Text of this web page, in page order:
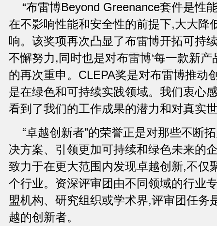
“布雷博Beyond Greenance套件是性
在不影响性能和安全性的前提下,大大降
响。该奖项再次凸显了布雷博开拓可持
不懈努力,同时也是对布雷博‘每一款新产
的再次重申。CLEPA奖是对布雷博推动
是在绿色和可持续实践领域。我们衷心
看到了我们的工作成果的潜力和对真实
“卓越创新者”的荣誉正是对那些不断
决方案、引领更加可持续和绿色未来的
致力于在更大范围内发现卓越创新,不仅
个行业。资深评审团由不同领域的行业
盟机构、研究组织或学术界,评审团任务
越的创新者。